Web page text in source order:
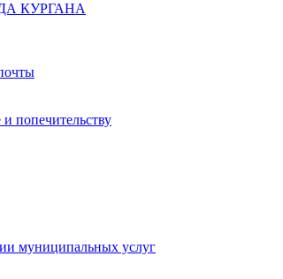
КУРГАНА
попечительству
муниципальных услуг